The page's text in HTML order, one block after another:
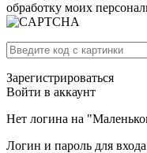
обработку моих
Зарегистрироваться
Войти в аккаунт
Нет логина на
Логин и пароль для